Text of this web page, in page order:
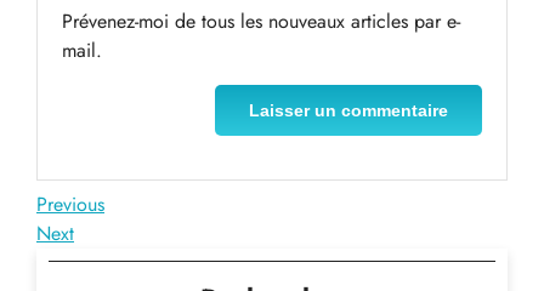
Prévenez-moi de tous les nouveaux articles par e-
mail.
Navigation
de
Previous
Post
Previous
Next
Post
Next